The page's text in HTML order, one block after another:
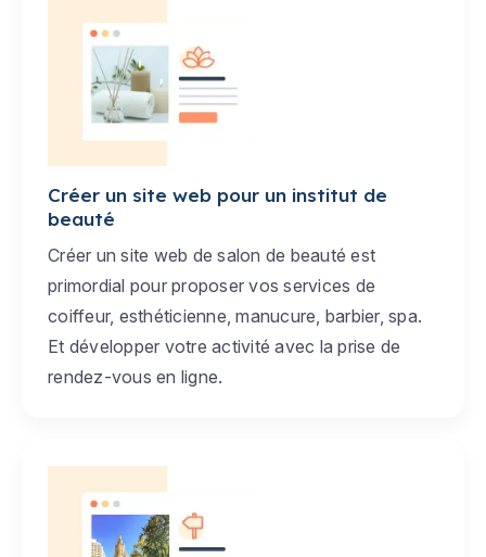
Créer un site web pour un institut de
beauté
Créer un site web de salon de beauté est
primordial pour proposer vos services de
coiffeur, esthéticienne, manucure, barbier, spa.
Et développer votre activité avec la prise de
rendez-vous en ligne.